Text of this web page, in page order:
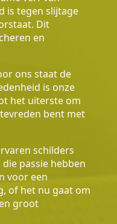
is tegen slijtage
Dit
en
ons staat de
is onze
het uiterste om
bent met
schilders
passie hebben
voor een
of het nu gaat om
groot